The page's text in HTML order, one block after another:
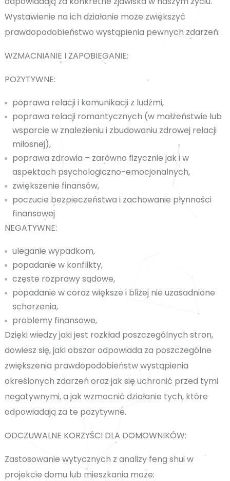
Wystawienie na ich działanie może zwiększyć
prawdopodobieństwo wystąpienia pewnych zdarzeń:
WZMACNIANIE I ZAPOBIEGANIE:
POZYTYWNE:
poprawa relacji i komunikacji z ludźmi,
poprawa relacji romantycznych (w małżeństwie lub
wsparcie w znalezieniu i zbudowaniu zdrowej relacji
miłosnej),
poprawa zdrowia – zarówno fizycznie jak i w
aspektach psychologiczno-emocjonalnych,
zwiększenie finansów,
poczucie bezpieczeństwa i zachowanie płynności
finansowej
NEGATYWNE:
uleganie wypadkom,
popadanie w konflikty,
częste rozprawy sądowe,
popadanie w coraz większe i bliżej nie uzasadnione
schorzenia,
problemy finansowe,
Dzięki wiedzy jaki jest rozkład poszczególnych stron,
dowiesz się, jaki obszar odpowiada za poszczególne
zwiększenia prawdopodobieństw wystąpienia
określonych zdarzeń oraz jak się uchronić przed tymi
negatywnymi, a jak wzmocnić działanie tych, które
odpowiadają za te pozytywne.
ODCZUWALNE KORZYŚCI DLA DOMOWNIKÓW:
Zastosowanie wytycznych z analizy feng shui w
projekcie domu lub mieszkania może: